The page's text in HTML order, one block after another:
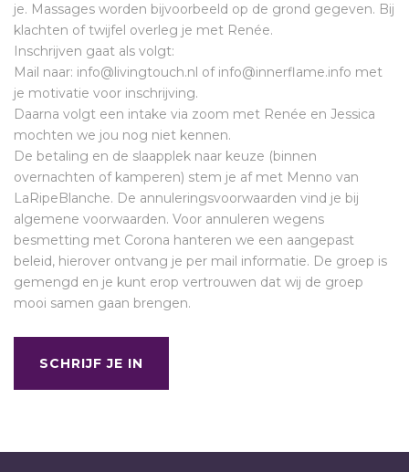
je. Massages worden bijvoorbeeld op de grond gegeven. Bij
klachten of twijfel overleg je met Renée.
Inschrijven gaat als volgt:
Mail naar: info@livingtouch.nl of info@innerflame.info met
je motivatie voor inschrijving.
Daarna volgt een intake via zoom met Renée en Jessica
mochten we jou nog niet kennen.
De betaling en de slaapplek naar keuze (binnen
overnachten of kamperen) stem je af met Menno van
LaRipeBlanche. De annuleringsvoorwaarden vind je bij
algemene voorwaarden. Voor annuleren wegens
besmetting met Corona hanteren we een aangepast
beleid, hierover ontvang je per mail informatie. De groep is
gemengd en je kunt erop vertrouwen dat wij de groep
mooi samen gaan brengen.
SCHRIJF JE IN